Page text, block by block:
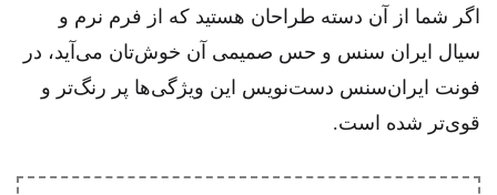
اگر شما از آن دسته طراحان هستید که از فرم نرم و
سیال ایران سنس و حس صمیمی آن خوش‌تان می‌آید، در
فونت ایران‌سنس دست‌نویس این ویژگی‌ها پر رنگ‌تر و
قوی‌تر شده است.